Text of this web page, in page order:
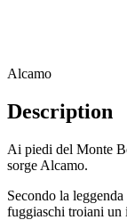
Alcamo
Description
Ai piedi del Monte
sorge Alcamo.
Secondo la
fuggiaschi troiani un